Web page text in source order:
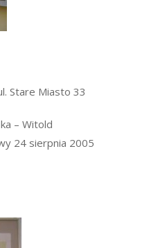
– Witold
24 sierpnia 2005
Stare Miasto 33